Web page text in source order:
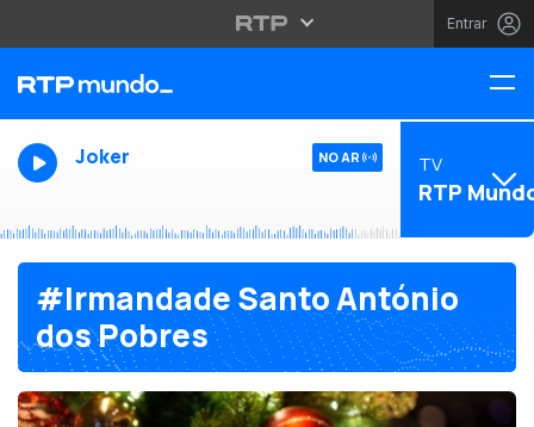
Entrar
Joker NO AR TV
RTP
#Irmandade Santo António
dos Pobres